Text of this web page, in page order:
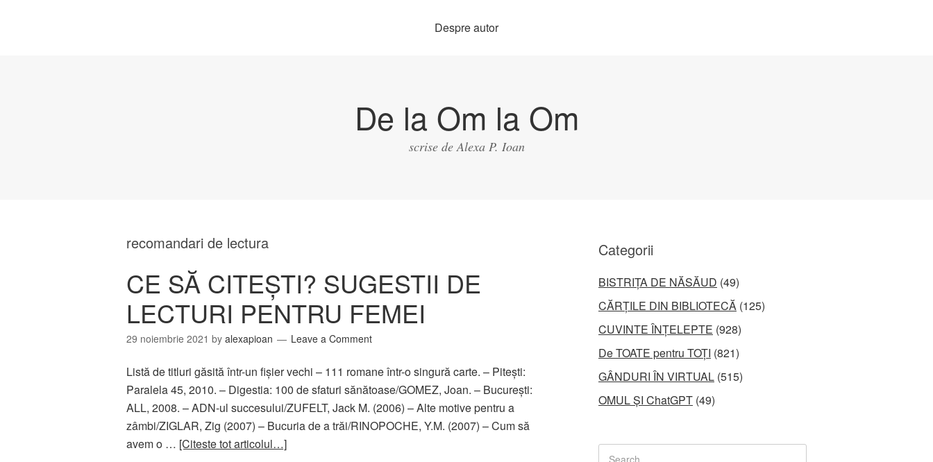
Despre autor
De la Om la Om
scrise de Alexa P. Ioan
recomandari de lectura
CE SĂ CITEŞTI? SUGESTII DE
LECTURI PENTRU FEMEI
29 noiembrie 2021 by alexapioan Leave a Comment
Listă de titluri găsită într-un fişier vechi – 111 romane într-o singură carte. – Piteşti:
Paralela 45, 2010. – Digestia: 100 de sfaturi sănătoase/GOMEZ, Joan. – Bucureşti:
ALL, 2008. – ADN-ul succesului/ZUFELT, Jack M. (2006) – Alte motive pentru a
zâmbi/ZIGLAR, Zig (2007) – Bucuria de a trăi/RINOPOCHE, Y.M. (2007) – Cum să
avem o … [Citeste tot articolul…]
Categorii
BISTRIȚA DE NĂSĂUD (49)
CĂRȚILE DIN BIBLIOTECĂ (125)
CUVINTE ÎNȚELEPTE (928)
De TOATE pentru TOȚI (821)
GÂNDURI ÎN VIRTUAL (515)
OMUL ȘI ChatGPT (49)